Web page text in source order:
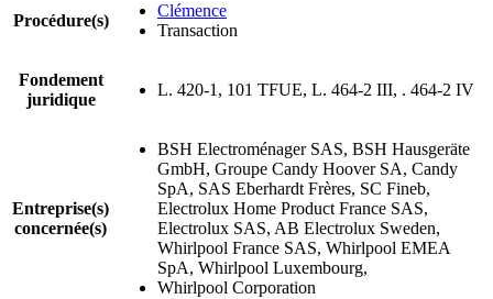
Procédure(s)
Clémence
Transaction
Fondement
juridique
L. 420-1, 101 TFUE, L. 464-2 III, . 464-2 IV
Entreprise(s)
concernée(s)
BSH Electroménager SAS, BSH Hausgeräte
GmbH, Groupe Candy Hoover SA, Candy
SpA, SAS Eberhardt Frères, SC Fineb,
Electrolux Home Product France SAS,
Electrolux SAS, AB Electrolux Sweden,
Whirlpool France SAS, Whirlpool EMEA
SpA, Whirlpool Luxembourg,
Whirlpool Corporation